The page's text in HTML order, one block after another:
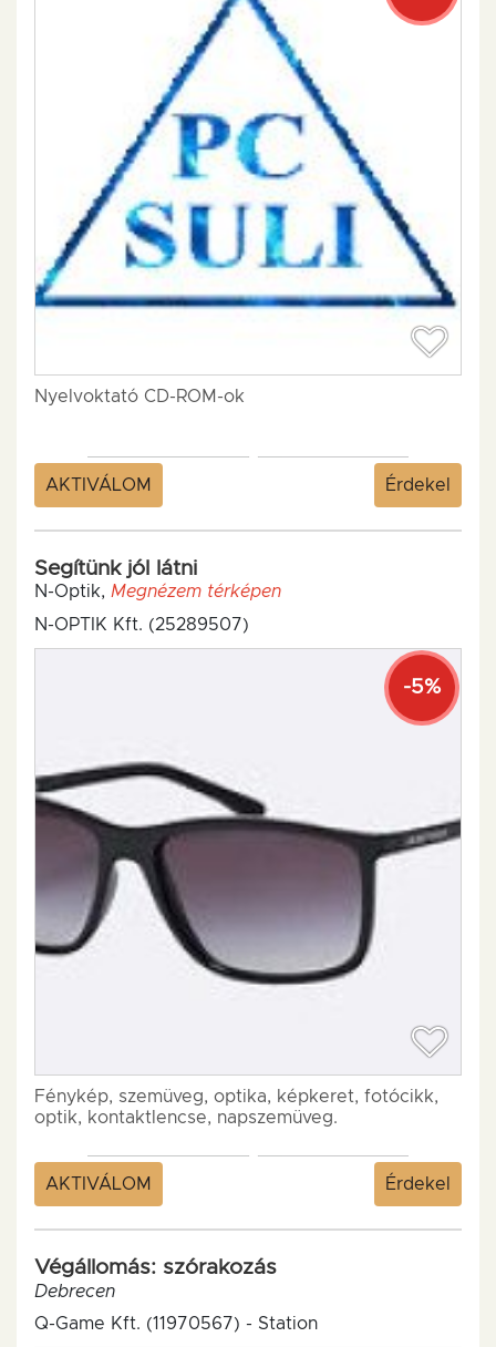
Nyelvoktató CD-ROM-ok
AKTIVÁLOM Érdekel
Segítünk jól látni
N-Optik, Megnézem térképen
N-OPTIK Kft. (25289507)
-5%
Fénykép, szemüveg, optika, képkeret, fotócikk,
optik, kontaktlencse, napszemüveg.
AKTIVÁLOM Érdekel
Végállomás: szórakozás
Debrecen
Q-Game Kft. (11970567) - Station